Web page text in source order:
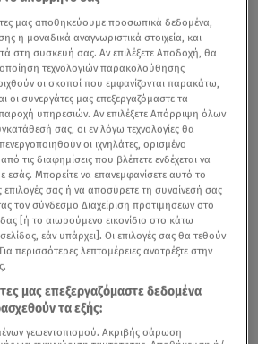
μας αποθηκεύουμε προσωπικά δεδομένα,
ή μοναδικά αναγνωριστικά στοιχεία, και
στη συσκευή σας. Αν επιλέξετε Αποδοχή, θα
τεχνολογιών παρακολούθησης
οι σκοποί που εμφανίζονται παρακάτω,
οι συνεργάτες μας επεξεργαζόμαστε τα
υπηρεσιών. Αν επιλέξετε Απόρριψη όλων
σας, οι εν λόγω τεχνολογίες θα
οι ιχνηλάτες, ορισμένο
τις διαφημίσεις που βλέπετε ενδέχεται να
εσάς. Μπορείτε να επανεμφανίσετε αυτό το
επιλογές σας ή να αποσύρετε τη συναίνεσή σας
τον σύνδεσμο Διαχείριση προτιμήσεων στο
[ή το αιωρούμενο εικονίδιο στο κάτω
εάν υπάρχει]. Οι επιλογές σας θα τεθούν
περισσότερες λεπτομέρειες ανατρέξτε στην
μας επεξεργαζόμαστε δεδομένα
τα εξής:
γεωεντοπισμού. Ακριβής σάρωση